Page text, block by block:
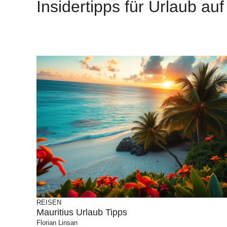
Insidertipps für Urlaub
REISEN
Mauritius Urlaub Tipps
Florian Linsan